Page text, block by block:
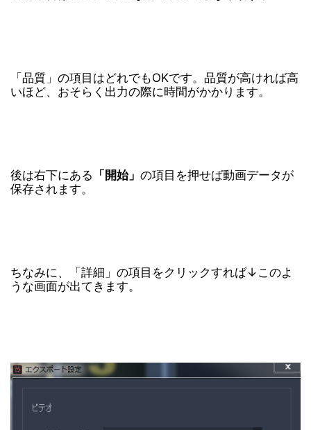
「品質」の項目はどれでもOKです。品質が高ければ高
いほど、おそらく出力の際に時間がかかります。
後は右下にある 「開始」 の項目を押せば動画データが
保存されます。
ちなみに、「詳細」の項目をクリックすれば↓このよ
うな画面が出てきます。